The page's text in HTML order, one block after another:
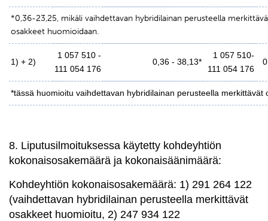
*0,36-23,25, mikäli vaihdettavan hybridilainan perusteella
osakkeet huomioidaan.
1) + 2)
1 057 510 -
111 054 176
0,36 - 38,13*
1 057 510-
111 054 176
*tässä huomioitu vaihdettavan hybridilainan perusteella merkittävät
8. Liputusilmoituksessa käytetty kohdeyhtiön
kokonaisosakemäärä ja kokonaisäänimäärä:
Kohdeyhtiön kokonaisosakemäärä: 1) 291 264 122
(vaihdettavan hybridilainan perusteella merkittävät
osakkeet huomioitu, 2) 247 934 122